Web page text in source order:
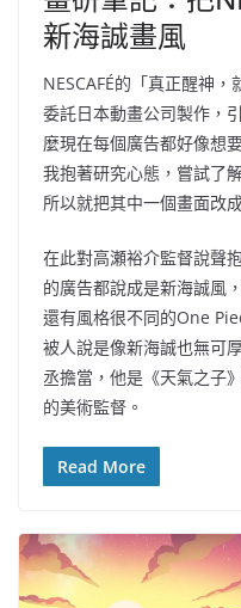
新海誠畫風
NESCAFÉ的「真正醒神
委託日本動畫公司製作，
麼現在每個廣告都好像想
我抱著研究心態，嘗試了
所以就把其中一個畫面改
在此對高瀬裕介監督說聲
的廣告都說成是新海誠風
還有風格很不同的One
被人說是像新海誠也無可
丞擔當，他是《天氣之子
的美術監督。
Read More